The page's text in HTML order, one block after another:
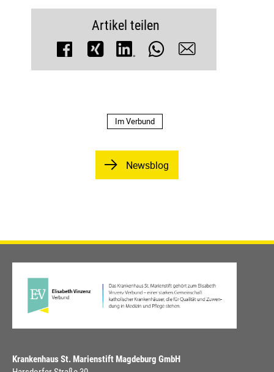
Artikel teilen
Im Verbund
Newsblog
Krankenhaus St. Marienstift Magdeburg GmbH